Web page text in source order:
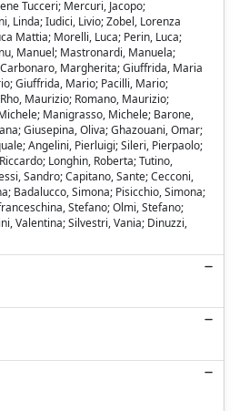
Tucceri; Mercuri, Jacopo;
Linda; Iudici, Livio; Zobel, Lorenza
Mattia; Morelli, Luca; Perin, Luca;
Manuel; Mastronardi, Manuela;
Margherita; Giuffrida, Maria
Giuffrida, Mario; Pacilli, Mario;
Maurizio; Romano, Maurizio;
Manigrasso, Michele; Barone,
Giusepina, Oliva; Ghazouani, Omar;
Angelini, Pierluigi; Sileri, Pierpaolo;
Longhin, Roberta; Tutino,
Sandro; Capitano, Sante; Cecconi,
Badalucco, Simona; Pisicchio, Simona;
Stefano; Olmi, Stefano;
Valentina; Silvestri, Vania; Dinuzzi,